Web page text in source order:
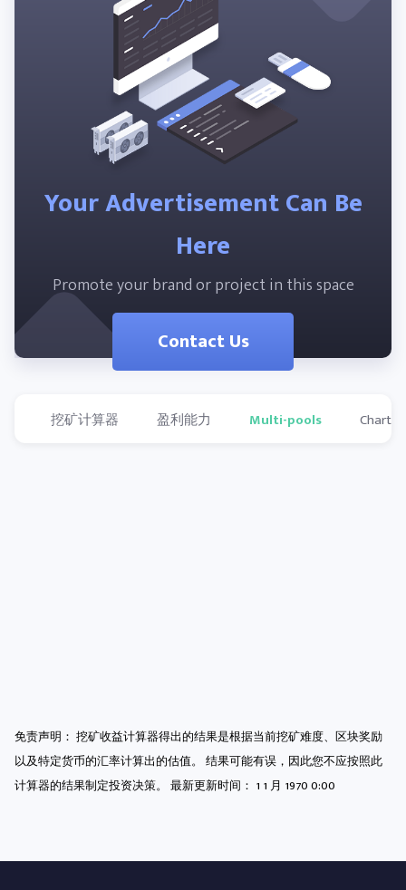
Your Advertisement Can Be
Here
Promote your brand or project in this space
Contact Us
挖矿计算器 盈利能力 Multi-pools Charts
免责声明： 挖矿收益计算器得出的结果是根据当前挖矿难度、区块奖励
以及特定货币的汇率计算出的估值。 结果可能有误，因此您不应按照此
计算器的结果制定投资决策。 最新更新时间： 1 1 月 1970 0:00